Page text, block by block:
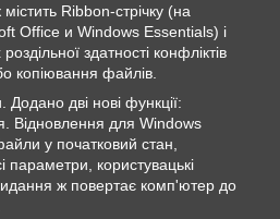
Ribbon-стрічку (на
Office и Windows Essentials) і
здатності конфліктів
копіювання файлів.
дві нові функції:
Відновлення для Windows
у початковий стан,
параметри, користувацькі
ж повертає комп'ютер до